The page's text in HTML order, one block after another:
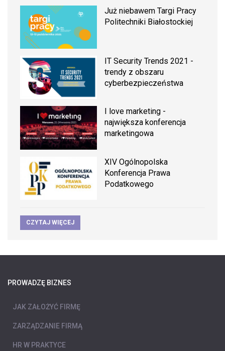
Już niebawem Targi Pracy
Politechniki Białostockiej
IT Security Trends 2021 -
trendy z obszaru
cyberbezpieczeństwa
I love marketing -
największa konferencja
marketingowa
XIV Ogólnopolska
Konferencja Prawa
Podatkowego
CZYTAJ WIĘCEJ
PROWADZĘ BIZNES
JAK ZAŁOŻYĆ FIRMĘ
ZARZĄDZANIE FIRMĄ
HR W PRAKTYCE